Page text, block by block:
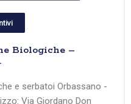
Biologiche –
e serbatoi Orbassano -
Via Giordano Don